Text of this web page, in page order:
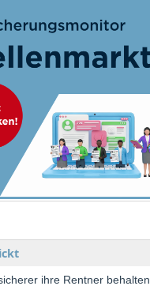
ihre Rentner behalten